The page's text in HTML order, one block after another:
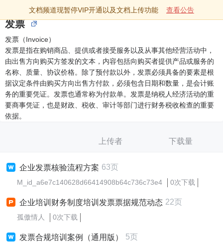
文档频道现暂停VIP开通以及文档上传功能 查看公告
发票
发票（Invoice）
发票是指在购销商品、提供或者接受服务以及从事其他经营活动中，
由出售方向购买方签发的文本，内容包括向购买者提供产品或服务的
名称、质量、协议价格。除了预付款以外，发票必须具备的要素是根
据议定条件由购买方向出售方付款，必须包含日期和数量，是会计账
务的重要凭证。发票也通常称为付款单。发票是纳税人经济活动的重
要商事凭证，也是财政、税收、审计等部门进行财务税收检查的重要
依据。
上传者 下载量
企业发票核验流程方案 63页
M_id_a6e7c140628d66414908b64c736c73e4 0次下载
企业培训财务制度培训发票票据规范动态 22页
孤傲情人 0次下载
发票合规培训案例（通用版） 5页